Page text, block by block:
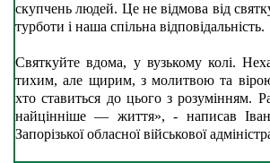
скупчень людей. Це не відмова від
турботи і наша спільна відповідальність.
Святкуйте вдома, у вузькому колі.
тихим, але щирим, з молитвою та
хто ставиться до цього з розумінням.
найцінніше — життя», - написав
Запорізької обласної військової